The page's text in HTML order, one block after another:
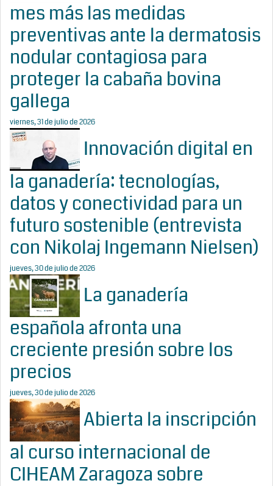
mes más las medidas
preventivas ante la dermatosis
nodular contagiosa para
proteger la cabaña bovina
gallega
viernes, 31 de julio de 2026
Innovación digital en
la ganadería: tecnologías,
datos y conectividad para un
futuro sostenible (entrevista
con Nikolaj Ingemann Nielsen)
jueves, 30 de julio de 2026
La ganadería
española afronta una
creciente presión sobre los
precios
jueves, 30 de julio de 2026
Abierta la inscripción
al curso internacional de
CIHEAM Zaragoza sobre